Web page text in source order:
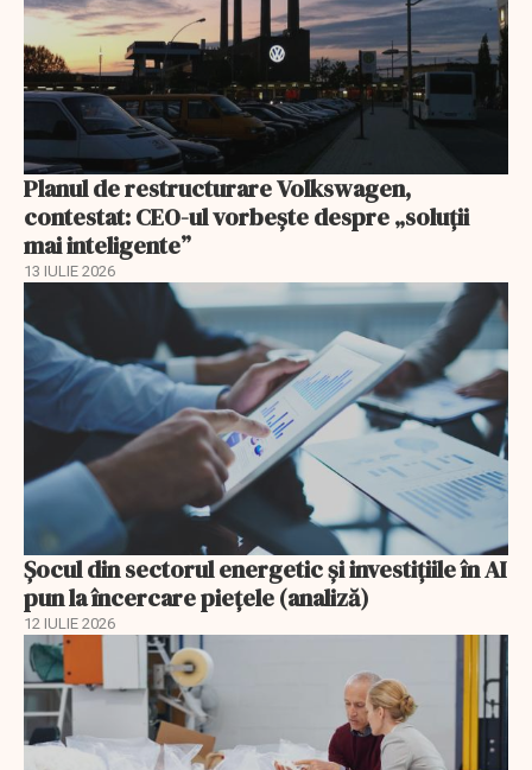
Planul de restructurare Volkswagen,
contestat: CEO-ul vorbește despre „soluții
mai inteligente”
13 IULIE 2026
Șocul din sectorul energetic și investițiile în AI
pun la încercare piețele (analiză)
12 IULIE 2026
EXCLUSIV